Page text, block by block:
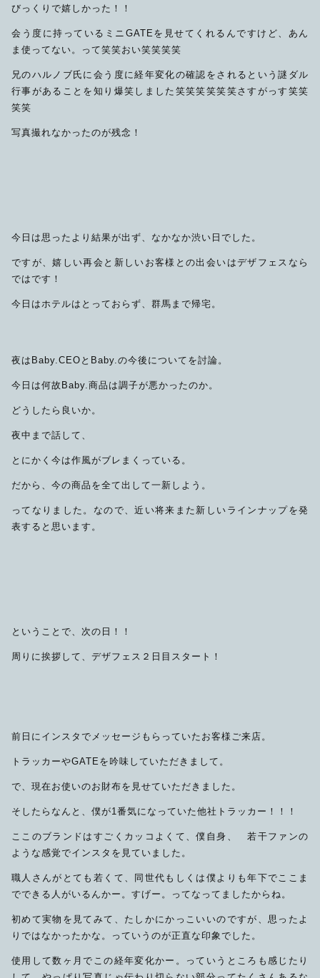
びっくりで嬉しかった！！
会う度に持っているミニGATEを見せてくれるんですけど、あん
ま使ってない。って笑笑おい笑笑笑笑
兄のハルノブ氏に会う度に経年変化の確認をされるという謎ダル
行事があることを知り爆笑しました笑笑笑笑笑笑さすがっす笑笑
笑笑
写真撮れなかったのが残念！
今日は思ったより結果が出ず、なかなか渋い日でした。
ですが、嬉しい再会と新しいお客様との出会いはデザフェスなら
ではです！
今日はホテルはとっておらず、群馬まで帰宅。
夜はBaby.CEOとBaby.の今後についてを討論。
今日は何故Baby.商品は調子が悪かったのか。
どうしたら良いか。
夜中まで話して、
とにかく今は作風がブレまくっている。
だから、今の商品を全て出して一新しよう。
ってなりました。なので、近い将来また新しいラインナップを発
表すると思います。
ということで、次の日！！
周りに挨拶して、デザフェス２日目スタート！
前日にインスタでメッセージもらっていたお客様ご来店。
トラッカーやGATEを吟味していただきまして。
で、現在お使いのお財布を見せていただきました。
そしたらなんと、僕が1番気になっていた他社トラッカー！！！
ここのブランドはすごくカッコよくて、僕自身、 若干ファンの
ような感覚でインスタを見ていました。
職人さんがとても若くて、同世代もしくは僕よりも年下でここま
でできる人がいるんかー。すげー。ってなってましたからね。
初めて実物を見てみて、たしかにかっこいいのですが、思ったよ
りではなかったかな。っていうのが正直な印象でした。
使用して数ヶ月でこの経年変化かー。っていうところも感じたり